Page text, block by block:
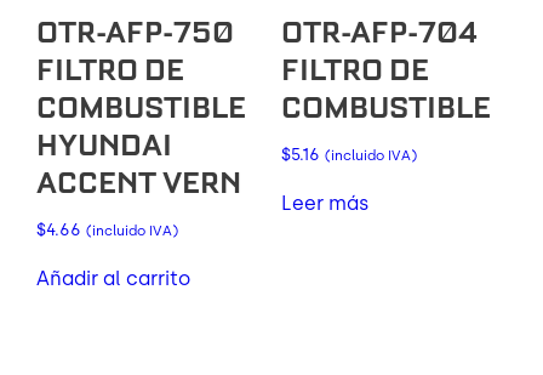
OTR-AFP-750
FILTRO DE
COMBUSTIBLE
HYUNDAI
ACCENT VERN
$4.66 (incluido IVA)
Añadir al carrito
OTR-AFP-704
FILTRO DE
COMBUSTIBLE
$5.16 (incluido IVA)
Leer más